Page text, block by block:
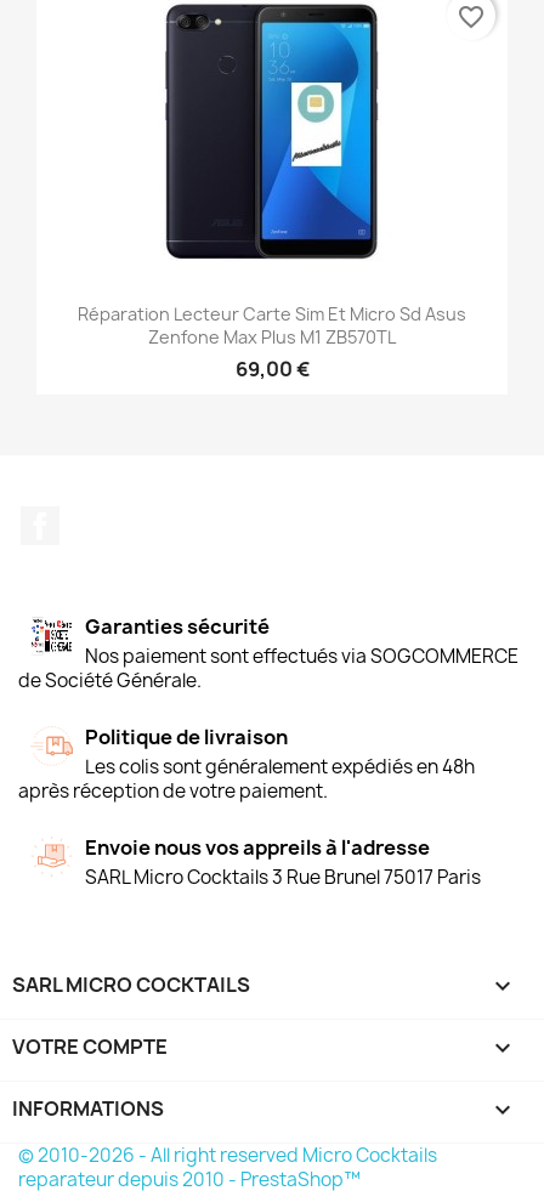
Réparation Lecteur Carte Sim Et Micro Sd Asus
Zenfone Max Plus M1 ZB570TL
69,00 €
favorite_border
Garanties sécurité
Nos paiement sont effectués via SOGCOMMERCE
de Société Générale.
Politique de livraison
Les colis sont généralement expédiés en 48h
après réception de votre paiement.
Envoie nous vos appreils à l'adresse
SARL Micro Cocktails 3 Rue Brunel 75017 Paris
SARL MICRO COCKTAILS 
VOTRE COMPTE 
INFORMATIONS keyboard_arrow_down
© 2010-2026 - All right reserved Micro Cocktails
reparateur depuis 2010 - PrestaShop™